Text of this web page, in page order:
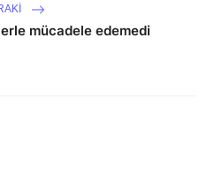
mücadele edemedi